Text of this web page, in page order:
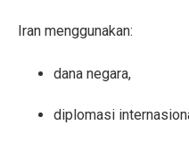
Iran menggunakan:
dana negara,
diplomasi